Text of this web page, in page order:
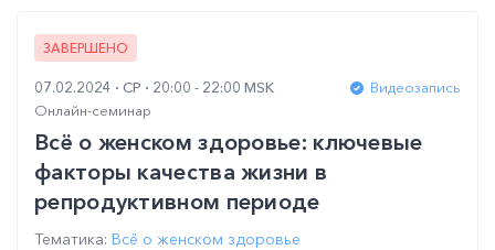
ЗАВЕРШЕНО
07.02.2024 СР 20:00 - 22:00 MSK
Видеозапись
Онлайн-семинар
Всё о женском здоровье: ключевые
факторы качества жизни в
репродуктивном периоде
Тематика: Всё о женском здоровье